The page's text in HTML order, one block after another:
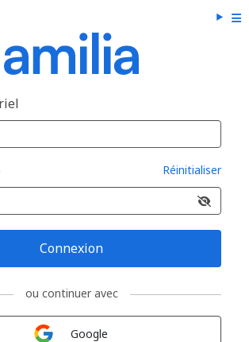
Réinitialiser
Connexion
ou continuer avec
Google